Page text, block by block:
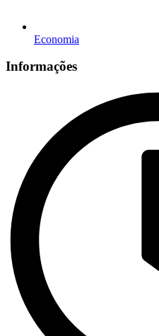
Economia
Informações